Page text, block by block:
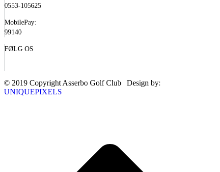
0553-105625
MobilePay:
99140
FØLG OS
© 2019 Copyright Asserbo Golf Club | Design by:
UNIQUEPIXELS